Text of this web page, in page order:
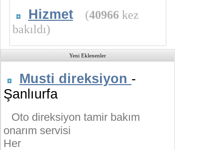
Hizmet (40966 kez
bakıldı)
Yeni Eklenenler
Musti direksiyon -
Şanlıurfa
Oto direksiyon tamir bakım
onarım servisi
Her